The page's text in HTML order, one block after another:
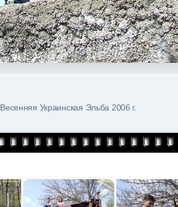
Весенняя Украинская Эльба 2006 г.